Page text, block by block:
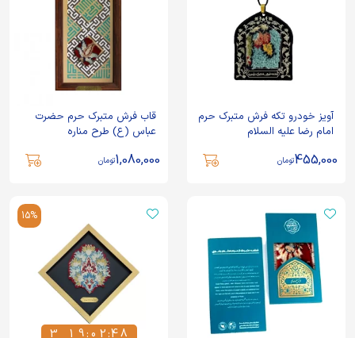
آویز خودرو تکه فرش متبرک حرم
امام رضا علیه السلام
455,000تومان
قاب فرش متبرک حرم حضرت
عباس (ع) طرح مناره
1,080,000تومان
15%
3 1 9:0 2:48